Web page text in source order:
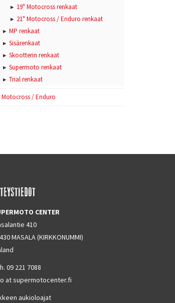
19" Motocross renkaat
21" Motocross / Enduro renkaat
MP renkaat
Sisärenkaat
Skootterin renkaat
Supermoto renkaat
Trial renkaat
Motocross / Enduro
CENTER
410
MASALA (KIRKKONUMMI)
09 221 7088
at supermotocenter.fi
aukioloajat